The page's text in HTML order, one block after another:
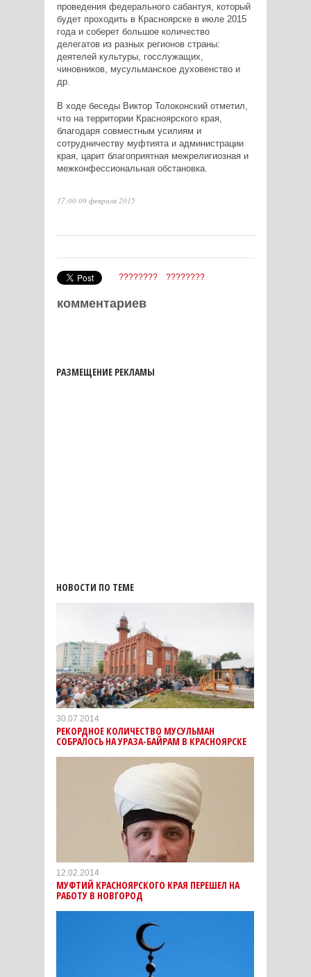
проведения федерального сабантуя, который
будет проходить в Красноярске в июле 2015
года и соберет большое количество
делегатов из разных регионов страны:
деятелей культуры, госслужащих,
чиновников, мусульманское духовенство и
др.
В ходе беседы Виктор Толоконский отметил,
что на территории Красноярского края,
благодаря совместным усилиям и
сотрудничеству муфтията и администрации
края, царит благоприятная межрелигиозная и
межконфессиональная обстановка.
17:00 09 февраля 2015
???????? ????????
комментариев
РАЗМЕЩЕНИЕ РЕКЛАМЫ
НОВОСТИ ПО ТЕМЕ
30.07.2014
РЕКОРДНОЕ КОЛИЧЕСТВО МУСУЛЬМАН
СОБРАЛОСЬ НА УРАЗА-БАЙРАМ В КРАСНОЯРСКЕ
12.02.2014
МУФТИЙ КРАСНОЯРСКОГО КРАЯ ПЕРЕШЕЛ НА
РАБОТУ В НОВГОРОД